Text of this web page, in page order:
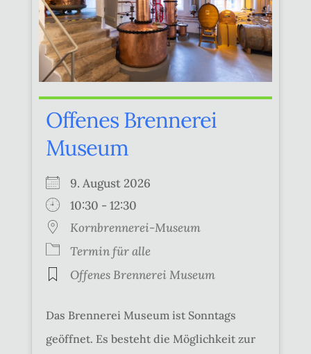
Offenes Brennerei
Museum
9. August 2026
10:30 - 12:30
Kornbrennerei-Museum
Termin für alle
Offenes Brennerei Museum
Das Brennerei Museum ist Sonntags
geöffnet. Es besteht die Möglichkeit zur